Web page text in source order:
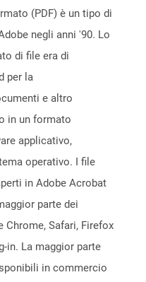
(PDF) è un tipo di
negli anni '90. Lo
di file era di
per la
e altro
in un formato
applicativo,
operativo. I file
in Adobe Acrobat
parte dei
Chrome, Safari, Firefox
in. La maggior parte
in commercio